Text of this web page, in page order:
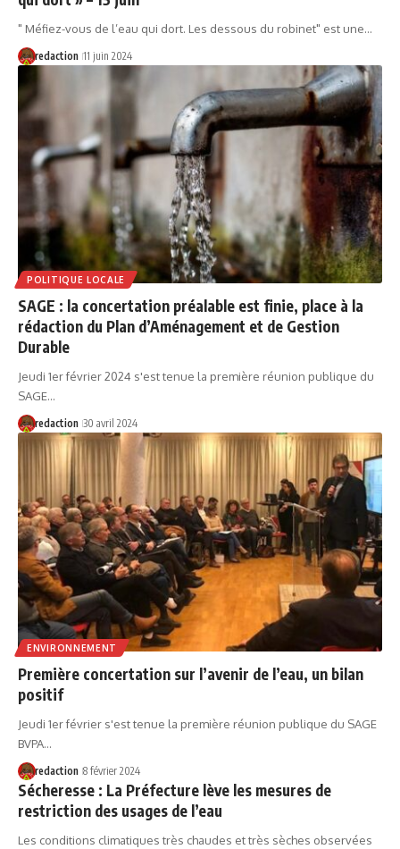
" Méfiez-vous de l’eau qui dort. Les dessous du robinet" est une…
redaction 11 juin 2024
POLITIQUE LOCALE
SAGE : la concertation préalable est finie, place à la
rédaction du Plan d’Aménagement et de Gestion
Durable
Jeudi 1er février 2024 s'est tenue la première réunion publique du
SAGE…
redaction 30 avril 2024
ENVIRONNEMENT
Première concertation sur l’avenir de l’eau, un bilan
positif
Jeudi 1er février s'est tenue la première réunion publique du SAGE
BVPA…
redaction 8 février 2024
Sécheresse : La Préfecture lève les mesures de
restriction des usages de l’eau
Les conditions climatiques très chaudes et très sèches observées